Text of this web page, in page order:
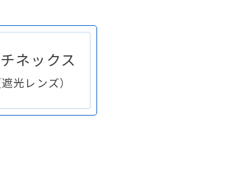
ネックス
遮光レンズ）